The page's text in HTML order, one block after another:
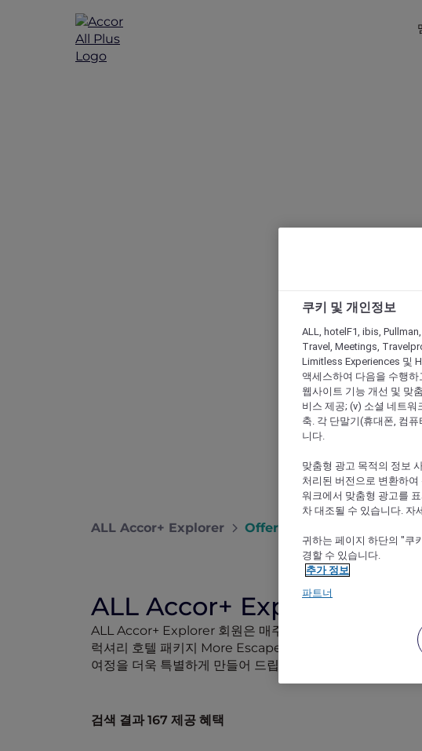
ALL
ALL Accor+ Explorer Offers
ALL Accor+ Explorer 호텔
ALL Accor+ Explorer 회원은 매주 공개되는 Accor 호텔의
럭셔리 호텔 패키지 More Escapes 혜택 정보와 함께 회원
여정을 더욱 특별하게 만들어 드립니다.
검색 결과 167 제공 혜택
쿠키 및 개인정보
ALL, hotelF1, ibis,
Travel, Meetings,
Limitless Experiences 및
액세스하여 다음을 수행
웹사이트 기능 개선 및 맞
비스 제공; (v) 소셜 네트
축. 각 단말기(휴대폰, 컴
니다.
맞춤형 광고 목적의 정보
처리된 버전으로 변환하
워크에서 맞춤형 광고를
차 대조될 수 있습니다. 자
귀하는 페이지 하단의 "쿠
경할 수 있습니다.
추가 정보
파트너